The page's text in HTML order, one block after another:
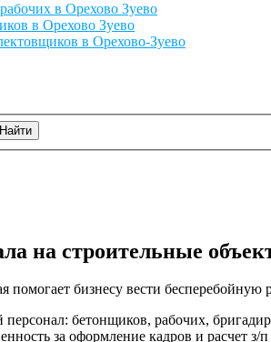
в Орехово Зуево
в Орехово Зуево
в Орехово-Зуево
на строительные
помогает бизнесу вести бесперебойную
бетонщиков, рабочих,
за оформление кадров и расчет з/п